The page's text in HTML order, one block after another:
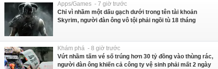
Apps/Games - 7 giờ trước
Chỉ vì nhầm một dấu gạch dưới trong tên tài khoản
Skyrim, người đàn ông vô tội phải ngồi tù 18 tháng
Khám phá - 8 giờ trước
Vứt nhầm tấm vé số trúng hơn 30 tỷ đồng vào thùng rác,
người đàn ông khiến cả công ty vệ sinh phải mất 2 ngày